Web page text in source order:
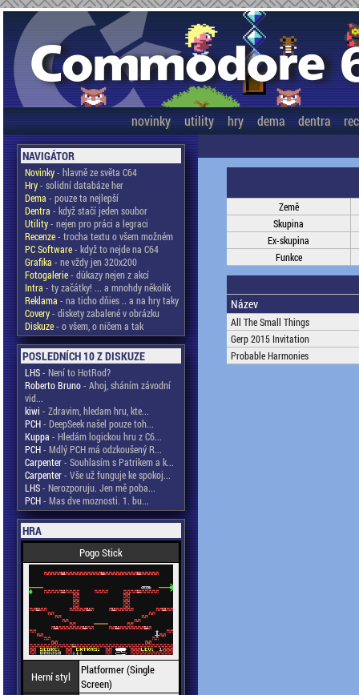
novinky utility hry dema dentra
NAVIGÁTOR
Novinky- hlavně ze světa C64
Hry- solidní databáze her
Dema - pouze ta nejlepší
Dentra - když stačí jeden soubor
Utility- nejen pro práci a legraci
Recenze- trocha textu o všem možném
PC Software- když to nejde na C64
Grafika - ne vždy jen 320x200
Fotogalerie- důkazy nejen z akcí
Intra - ty začátky! ... a mnohdy několik
Reklama - na ticho dňies .. a na hry taky
Covery- diskety zabalené v obrázku
Diskuze- o všem, o ničem a tak
POSLEDNÍCH 10 Z DISKUZE
LHS- Není to HotRod?
Roberto Bruno- Ahoj, sháním závodní
vid...
kiwi - Zdravim, hledam hru, kte...
PCH- DeepSeek našel pouze toh...
Kuppa - Hledám logickou hru z C6...
PCH- Mdlý PCH má odzkoušený R...
Carpenter- Souhlasím s Patrikem a k...
Carpenter- Vše už funguje ke spokoj...
LHS- Nerozporuju. Jen mě poba...
PCH- Mas dve moznosti. 1. bu...
HRA
Pogo Stick
Herní styl
Platformer (Single
Screen)
Země
Skupina
Ex-skupina
Funkce
Název
All The Small Things
Gerp 2015 Invitation
Probable Harmonies